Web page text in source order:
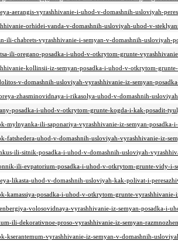
aerangis-vyrashhivanie-i-uhod-v-domashnih-usloviyah-
orhidei-vanda-v-domashnih-usloviyah-uhod-v-
ili-chabrets-vyrashhivanie-i-semyan-v-domashnih-usloviyah-
ili-oregano-posadka-i-uhod-v-otkrytom-grunte-
kollinsii-iz-semyan-posadka-i-uhod-v-otkrytom-
v-domashnih-usloviyah-vyrashhivanie-iz-semyan-
zhasminovidnaya-i-rikasolya-uhod-v-domashnih-
posadka-i-uhod-v-otkrytom-grunte-kogda-i-kak-posadit-
mylnyanka-ili-saponariya-vyrashhivanie-iz-semyan-
fatshedera-uhod-v-domashnih-usloviyah-vyrashhivanie-iz-
ili-sitnik-posadka-i-uhod-v-domashnih-usloviyah-
ili-evpatorium-posadka-i-uhod-v-otkrytom-grunte-vidy-i-
likasta-uhod-v-domashnih-usloviyah-kak-polivat-i-
kamassiya-posadka-i-uhod-v-otkrytom-grunte-
volosovidnaya-vyrashhivanie-iz-semyan-posadka-i-
ili-dekorativnoe-proso-vyrashhivanie-iz-semyan-
kserantemum-vyrashhivanie-iz-semyan-v-domashnih-